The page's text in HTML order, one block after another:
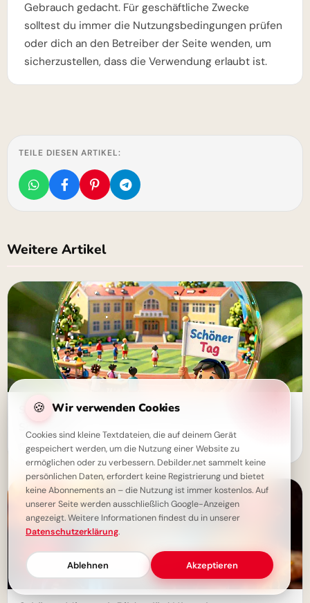
Gebrauch gedacht. Für geschäftliche Zwecke
solltest du immer die Nutzungsbedingungen prüfen
oder dich an den Betreiber der Seite wenden, um
sicherzustellen, dass die Verwendung erlaubt ist.
TEILE DIESEN ARTIKEL:
Weitere Artikel
Schule Bilder: Zauberhafte WhatsApp-Grüße zum
Schulstart
10 Bilder · 07.08.2026
🍪 Wir verwenden Cookies
Cookies sind kleine Textdateien, die auf deinem Gerät
gespeichert werden, um die Nutzung einer Website zu
ermöglichen oder zu verbessern. Debilder.net sammelt keine
persönlichen Daten, erfordert keine Registrierung und bietet
keine Abonnements an – die Nutzung ist immer kostenlos. Auf
unserer Seite werden ausschließlich Google-Anzeigen
angezeigt. Weitere Informationen findest du in unserer
Datenschutzerklärung.
Ablehnen Akzeptieren